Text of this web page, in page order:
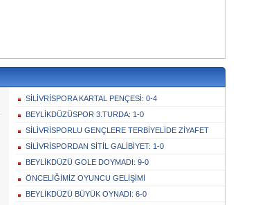
SİLİVRİSPORA KARTAL PENÇESİ: 0-4
BEYLİKDÜZÜSPOR 3.TURDA: 1-0
SİLİVRİSPORLU GENÇLERE TERBİYELİDE ZİYAFET
SİLİVRİSPORDAN SİTİL GALİBİYET: 1-0
BEYLİKDÜZÜ GOLE DOYMADI: 9-0
ÖNCELİĞİMİZ OYUNCU GELİŞİMİ
BEYLİKDÜZÜ BÜYÜK OYNADI: 6-0